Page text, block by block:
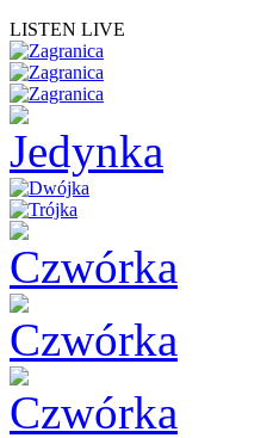
LISTEN LIVE